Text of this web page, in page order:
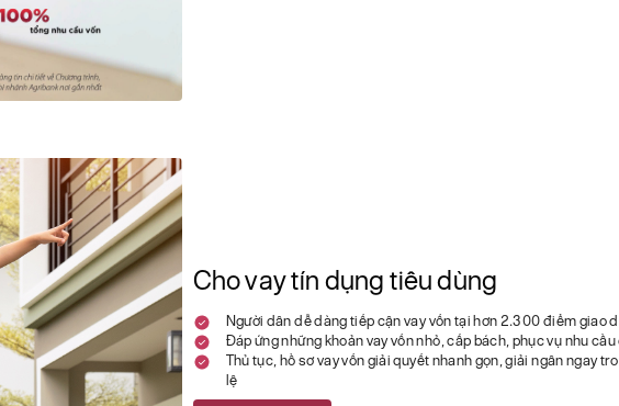
Cho vay tín dụng tiêu dùng
Người dân dễ dàng tiếp cận vay vốn tại hơn 2.300 điểm giao
Đáp ứng những khoản vay vốn nhỏ, cấp bách, phục vụ nhu
Thủ tục, hồ sơ vay vốn giải quyết nhanh gọn, giải ngân ngay
lệ